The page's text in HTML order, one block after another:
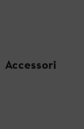
Accessori